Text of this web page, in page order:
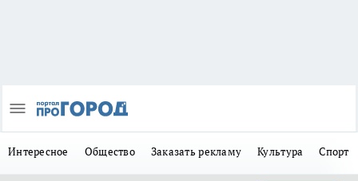
Интересное Общество Заказать рекламу Культура Спорт